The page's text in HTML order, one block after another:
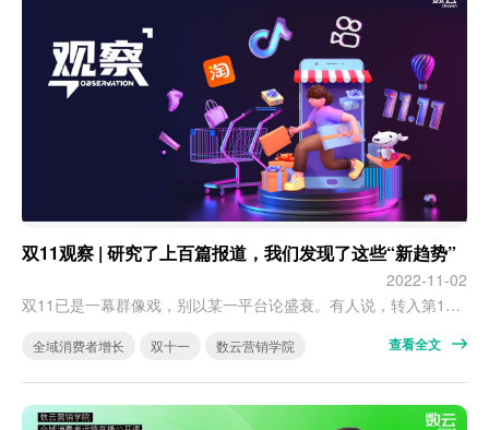
双11观察 | 研究了上百篇报道，我们发现了这些“新趋势”
2022-11-02
双11已是一幕群像戏，别以某一平台论盛衰。有人说，转入第14个年头的双11已步入“中年”。但说中年危机？言之尚早。对消费者来说，过了十多年双11，确实越过越没底：周期越来越长，规则越来越复杂，羊毛越薅越少……随着参与的平台越来越多，做攻略的精力也越发分散。“现在全年都在过节，又何必非在双11买买买？” 但就像对春晚的矛盾心理，纵使关于双11的质疑声铺天盖地，消费者对双11的关注度和出手率仍居高不下…
全域消费者增长 双十一 数云营销学院 查看全文